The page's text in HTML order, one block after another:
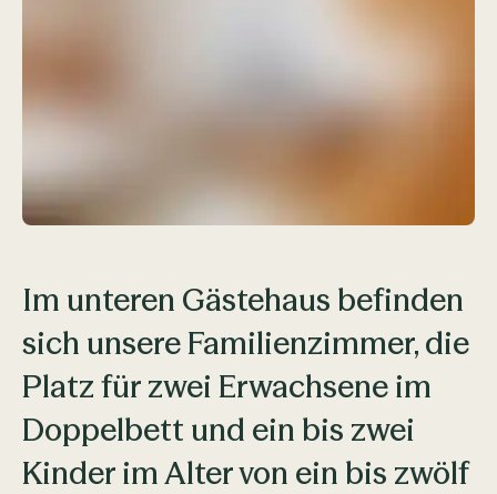
Im unteren Gästehaus befinden
sich unsere Familienzimmer, die
Platz für zwei Erwachsene im
Doppelbett und ein bis zwei
Kinder im Alter von ein bis zwölf